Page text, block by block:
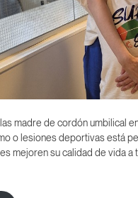
madre de cordón umbilical
o lesiones deportivas está
mejoren su calidad de vida a